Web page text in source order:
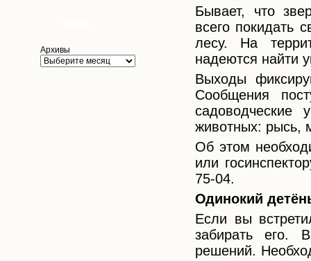
Архивы
Бывает, что
всего покидать
лесу. На
надеются найти
Выходы
Сообщения
садоводческие
животных: рысь,
Об этом
или
75-04.
Одинокий
Если вы
забирать его.
решений.